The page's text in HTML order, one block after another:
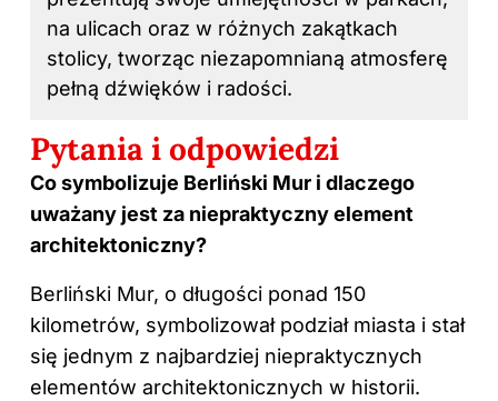
na ulicach oraz w różnych zakątkach
stolicy, tworząc niezapomnianą atmosferę
pełną dźwięków i radości.
Pytania i odpowiedzi
Co symbolizuje Berliński Mur i dlaczego
uważany jest za niepraktyczny element
architektoniczny?
Berliński Mur, o długości ponad 150
kilometrów, symbolizował podział miasta i stał
się jednym z najbardziej niepraktycznych
elementów architektonicznych w historii.